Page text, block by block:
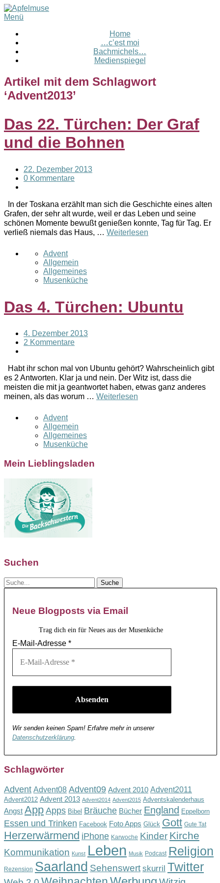
Menü
Home
…c’est moi
Bachmichels…
Medienspiegel
Artikel mit dem Schlagwort
‘Advent2013’
Das 22. Türchen: Der Graf
und die Bohnen
22. Dezember 2013
0 Kommentare
In der Toskana erzählt man sich die Geschichte eines alten
Grafen, der sehr alt wurde, weil er das Leben und seine
schönen Momente bewußt genießen konnte, Tag für Tag. Er
verließ niemals das Haus, … Weiterlesen
Advent
Allgemein
Allgemeines
Musenküche
Das 4. Türchen: Ubuntu
4. Dezember 2013
2 Kommentare
Habt ihr schon mal von Ubuntu gehört? Wahrscheinlich gibt
es 2 Antworten. Klar ja und nein. Der Witz ist, dass die
meisten die mit ja geantwortet haben, etwas ganz anderes
meinen, als das worum … Weiterlesen
Advent
Allgemein
Allgemeines
Musenküche
Mein Lieblingsladen
Suchen
Neue Blogposts via Email
Trag dich ein für Neues aus der Musenküche
E-Mail-Adresse *
Wir senden keinen Spam! Erfahre mehr in unserer
Datenschutzerklärung
Schlagwörter
Advent Advent08 Advent09 Advent 2010 Advent2011
Advent2012 Advent 2013 Advent2014 Advent2015 Adventskalenderhaus
Angst App Apps Bibel Bräuche Bücher England Eppelborn
Essen und Trinken Facebook Foto Apps Glück Gott Gute Tat
Herzerwärmend iPhone Karwoche Kinder Kirche
Kommunikation Kunst Leben Musik Podcast Religion
Rezension Saarland Sehenswert skurril Twitter